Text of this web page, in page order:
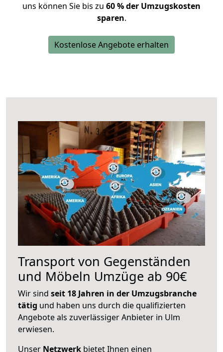
uns können Sie bis zu 60 % der Umzugskosten
sparen.
Kostenlose Angebote erhalten
Transport von Gegenständen
und Möbeln Umzüge ab 90€
Wir sind seit 18 Jahren in der Umzugsbranche
tätig und haben uns durch die qualifizierten
Angebote als zuverlässiger Anbieter in Ulm
erwiesen.
Unser Netzwerk bietet Ihnen einen